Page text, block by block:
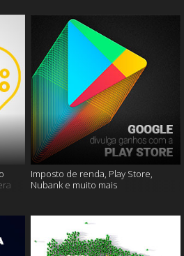
Imposto de renda, Play Store,
Nubank e muito mais